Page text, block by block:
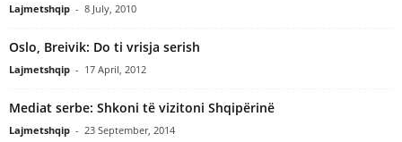
Lajmetshqip - 8 July, 2010
Oslo, Breivik: Do ti vrisja serish
Lajmetshqip - 17 April, 2012
Mediat serbe: Shkoni të vizitoni Shqipërinë
Lajmetshqip - 23 September, 2014